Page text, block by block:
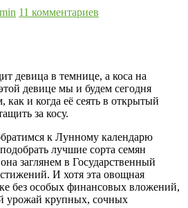
11 комментариев
девица в темнице, а коса на
девице мы и будем сегодня
как и когда её сеять в открытый
за косу.
к Лунному календарю
лучшие сорта семян
заглянем в Государственный
И хотя эта овощная
без особых финансовых вложений,
урожай крупных, сочных